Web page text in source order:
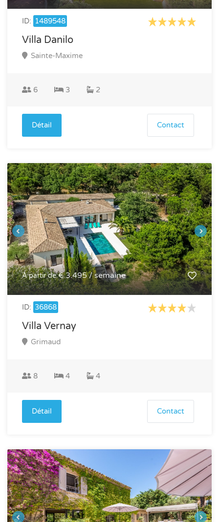
ID: 1489548
Villa Danilo
Sainte-Maxime
6 3 2
Détail Contact
À partir de€ 3.495 / semaine
ID: 36868
Villa Vernay
Grimaud
8 4 4
Détail Contact